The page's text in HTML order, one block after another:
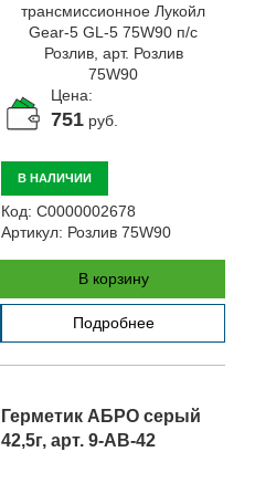
Цена:
751 руб.
В НАЛИЧИИ
Код: С0000002678
Артикул: Розлив 75W90
В корзину
Подробнее
Герметик АБРО серый
42,5г, арт. 9-AB-42